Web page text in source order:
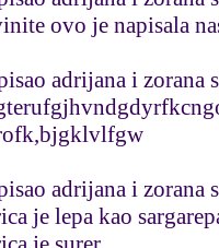
ovo je napisala
adrijana i zorana
adrijana i zorana
je lepa kao